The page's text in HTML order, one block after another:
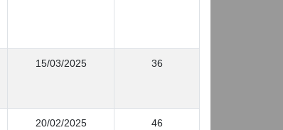
15/03/2025 36
20/02/2025 46